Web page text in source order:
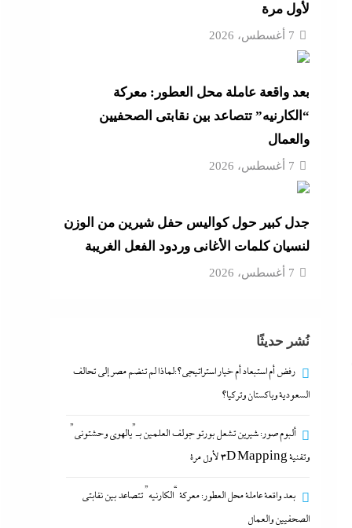
لأول مرة
7 أغسطس، 2026
بعد واقعة عاملة محل العطور: معركة
“الكارنيه” تتصاعد بين نقابتى الصحفيين
والعمال
7 أغسطس، 2026
جدل كبير حول كواليس حفل شيرين من الوزن
لنسيان كلمات الأغانى وردود الفعل الغريبة
7 أغسطس، 2026
نُشر حديثًا
رفض أم استبعاد أم خيار استراتيجي؟:لماذا لم تنضم مصر إلى تحالف
السعودية وباكستان وتركيا؟
ألبوم صور: شيرين تشعل بورتو جولف العلمين بـ”يالهوى وحشتونى”
وتقنية 3D Mapping لأول مرة
بعد واقعة عاملة محل العطور: معركة “الكارنيه” تتصاعد بين نقابتى
الصحفيين والعمال